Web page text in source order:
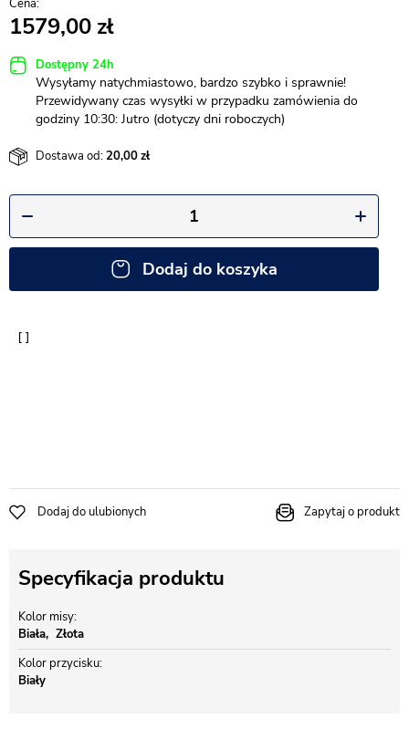
1579,00
Dostępny 24h
Wysyłamy natychmiastowo, bardzo szybko i sprawnie!
Przewidywany czas wysyłki w przypadku zamówienia do
godziny 10:30: Jutro (dotyczy dni roboczych)
Dostawa od:20,00
Dodaj do koszyka
Dodaj do ulubionych Zapytaj o produkt
Specyfikacja produktu
Kolor misy
Biała
Złota
Kolor przycisku
Biały